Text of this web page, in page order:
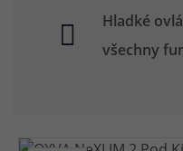
Hladké
všechny